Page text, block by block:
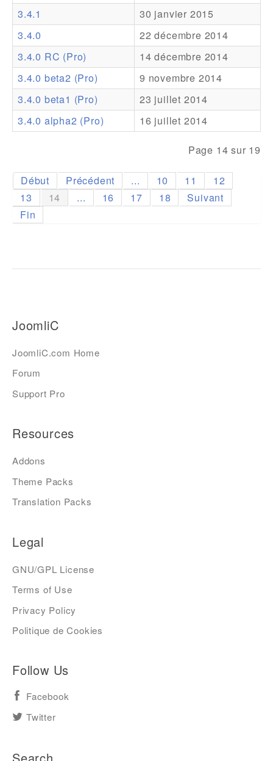
Translation Packs
Support
Forum
Support Pro
3.4.1
30 janvier 2015
3.4.0
22 décembre 2014
3.4.0 RC (Pro)
14 décembre 2014
3.4.0 beta2 (Pro)
9 novembre 2014
3.4.0 beta1 (Pro)
23 juillet 2014
3.4.0 alpha2 (Pro)
16 juillet 2014
Page 14 sur 19
Début Précédent ... 10 11
12
13
14 ... 16 17 18
Suivant
Fin
JoomliC
JoomliC.com Home
Forum
Support Pro
Resources
Addons
Theme Packs
Translation Packs
Legal
GNU/GPL License
Terms of Use
Privacy Policy
Politique de Cookies
Follow Us
Facebook
Twitter